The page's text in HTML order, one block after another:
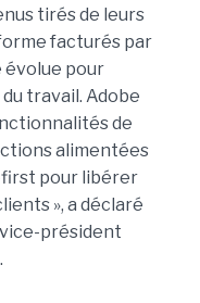
tirés de leurs
facturés par
évolue pour
travail. Adobe
de
alimentées
pour libérer
», a déclaré
président